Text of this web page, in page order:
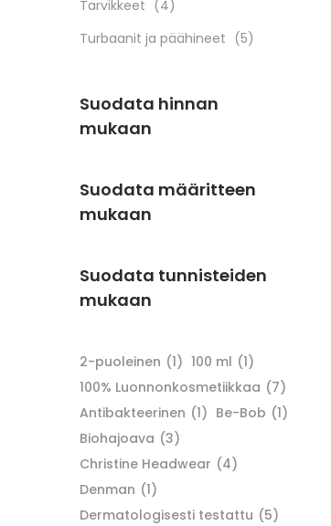
Tarvikkeet (4)
Turbaanit ja päähineet (5)
Suodata hinnan
mukaan
Suodata määritteen
mukaan
Suodata tunnisteiden
mukaan
2-puoleinen (1) 100 ml (1)
100% Luonnonkosmetiikkaa (7)
Antibakteerinen (1) Be-Bob (1)
Biohajoava (3)
Christine Headwear (4)
Denman (1)
Dermatologisesti testattu (5)